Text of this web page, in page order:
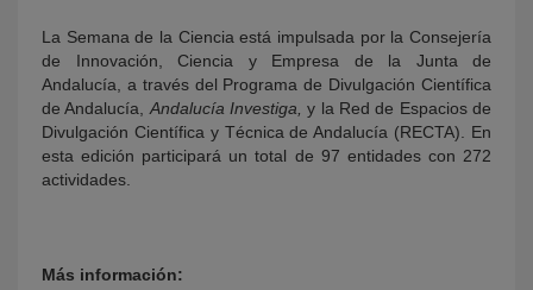
La Semana de la Ciencia está impulsada por la Consejería
de Innovación, Ciencia y Empresa de la Junta de
Andalucía, a través del Programa de Divulgación Científica
de Andalucía, Andalucía Investiga, y la Red de Espacios de
Divulgación Científica y Técnica de Andalucía (RECTA). En
esta edición participará un total de 97 entidades con 272
actividades.
Más información: